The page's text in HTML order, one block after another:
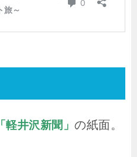
「軽井沢新聞」 の紙面。